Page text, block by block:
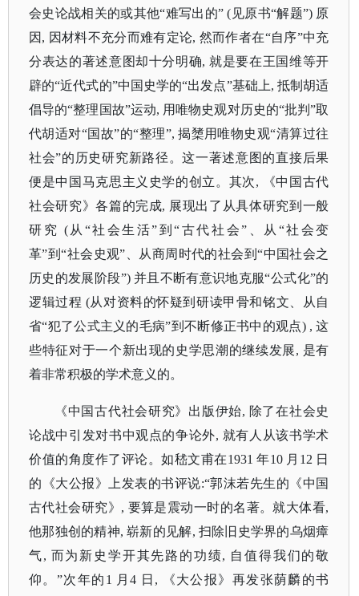
会史论战相关的或其他“难写出的” (见原书“解题”) 原
因, 因材料不充分而难有定论, 然而作者在“自序”中充
分表达的著述意图却十分明确, 就是要在王国维等开
辟的“近代式的”中国史学的“出发点”基础上, 抵制胡适
倡导的“整理国故”运动, 用唯物史观对历史的“批判”取
代胡适对“国故”的“整理”, 揭橥用唯物史观“清算过往
社会”的历史研究新路径。这一著述意图的直接后果
便是中国马克思主义史学的创立。其次, 《中国古代
社会研究》各篇的完成, 展现出了从具体研究到一般
研究 (从“社会生活”到“古代社会”、从“社会变
革”到“社会史观”、从商周时代的社会到“中国社会之
历史的发展阶段”) 并且不断有意识地克服“公式化”的
逻辑过程 (从对资料的怀疑到研读甲骨和铭文、从自
省“犯了公式主义的毛病”到不断修正书中的观点) , 这
些特征对于一个新出现的史学思潮的继续发展, 是有
着非常积极的学术意义的。
《中国古代社会研究》出版伊始, 除了在社会史
论战中引发对书中观点的争论外, 就有人从该书学术
价值的角度作了评论。如嵇文甫在1931 年10 月12 日
的《大公报》上发表的书评说:“郭沫若先生的《中国
古代社会研究》, 要算是震动一时的名著。就大体看,
他那独创的精神, 崭新的见解, 扫除旧史学界的乌烟瘴
气, 而为新史学开其先路的功绩, 自值得我们的敬
仰。”次年的1 月4 日, 《大公报》再发张荫麟的书